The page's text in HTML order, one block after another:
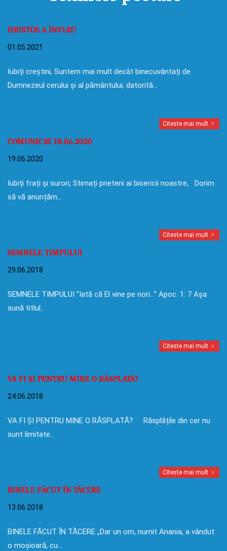
HRISTOS A ÎNVIAT!
01.05.2021
Iubiți creștini, Suntem mai mult decât binecuvântați de
Dumnezeul cerului și al pământului, datorită…
Citeste mai mult
COMUNICAT 18.06.2020
19.06.2020
Iubiți frați și surori, Stimați prieteni ai bisericii noastre, Dorim
să vă anunțăm…
Citeste mai mult
SEMNELE TIMPULUI
29.06.2018
SEMNELE TIMPULUI ”Iată că El vine pe nori…” Apoc. 1: 7 Așa
sună titlul…
Citeste mai mult
VA FI ȘI PENTRU MINE O RĂSPLATĂ?
24.06.2018
VA FI ȘI PENTRU MINE O RĂSPLATĂ? Răsplățile din cer nu
sunt limitate…
Citeste mai mult
BINELE FĂCUT ÎN TĂCERE
13.06.2018
BINELE FĂCUT ÎN TĂCERE „Dar un om, numit Anania, a vândut
o moșioară, cu…